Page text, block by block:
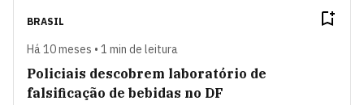
BRASIL
Há 10 meses • 1 min de leitura
Policiais descobrem laboratório de
falsificação de bebidas no DF